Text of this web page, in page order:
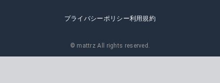
プライバシーポリシー利用規約
© mattrz All rights reserved.